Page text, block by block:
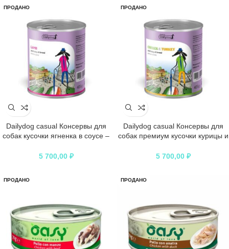
ПРОДАНО
Dailydog casual Консервы для
собак кусочки ягненка в соусе –
5 700,00 ₽
ПРОДАНО
Dailydog casual Консервы для
собак премиум кусочки курицы и
5 700,00 ₽
ПРОДАНО ПРОДАНО